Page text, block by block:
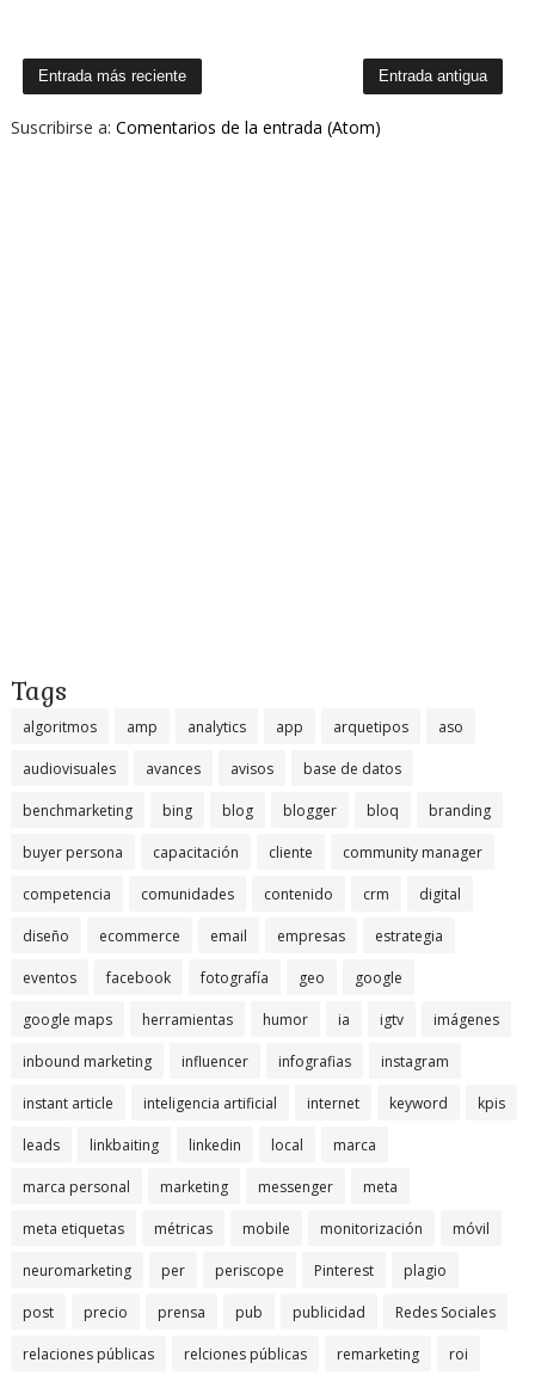
Entrada más reciente Entrada antigua
Suscribirse a: Comentarios de la entrada (Atom)
Tags
algoritmos amp analytics app arquetipos aso
audiovisuales avances avisos base de datos
benchmarketing bing blog blogger bloq branding
buyer persona capacitación cliente community manager
competencia comunidades contenido crm digital
diseño ecommerce email empresas estrategia
eventos facebook fotografía geo google
google maps herramientas humor ia igtv imágenes
inbound marketing influencer infografias instagram
instant article inteligencia artificial internet keyword kpis
leads linkbaiting linkedin local marca
marca personal marketing messenger meta
meta etiquetas métricas mobile monitorización móvil
neuromarketing per periscope Pinterest plagio
post precio prensa pub publicidad Redes Sociales
relaciones públicas relciones públicas remarketing roi